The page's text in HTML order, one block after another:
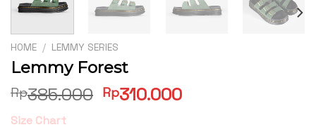
HOME / LEMMY SERIES
Lemmy Forest
Rp385.000 Original
Rp310.000Current
Size Chart